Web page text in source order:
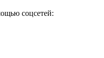
соцсетей: